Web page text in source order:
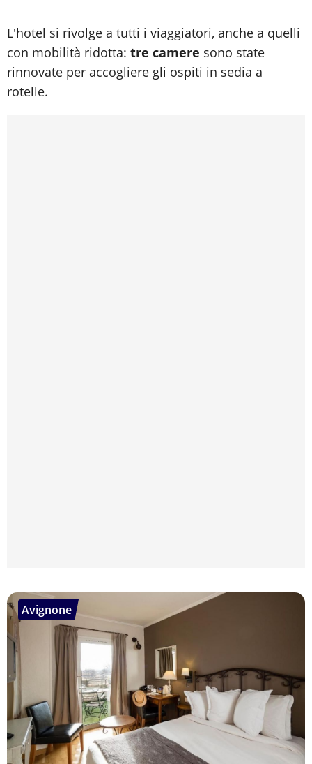
L'hotel si rivolge a tutti i viaggiatori, anche a quelli
con mobilità ridotta: tre camere sono state
rinnovate per accogliere gli ospiti in sedia a
rotelle.
Avignone